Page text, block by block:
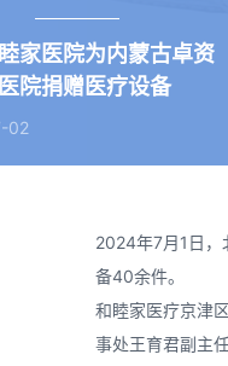
家医院为内蒙古卓资
院捐赠医疗设备
02
2024年7月1日，
备40余件。
和睦家医疗京津
事处王育君副主